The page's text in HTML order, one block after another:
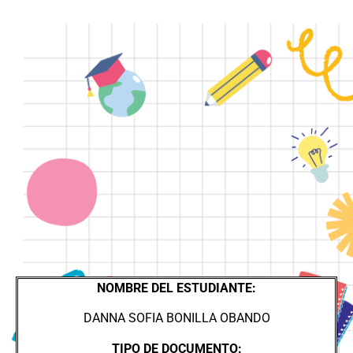
NOMBRE DEL ESTUDIANTE:
DANNA SOFIA BONILLA OBANDO
TIPO DE DOCUMENTO: